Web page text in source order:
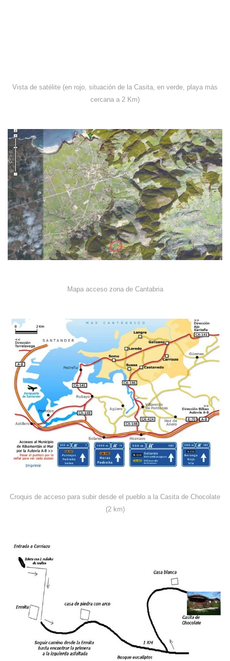
Vista de satélite (en rojo, situación de la Casita, en verde, playa más
cercana a 2 Km)
Mapa acceso zona de Cantabria
Croquis de acceso para subir desde el pueblo a la Casita de Chocolate
(2 km)